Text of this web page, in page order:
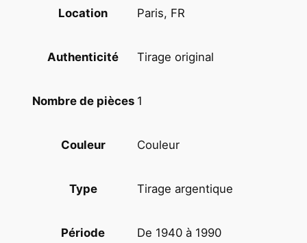
è
Location Paris, FR
Authenticité Tirage original
Nombre de pièces 1
Couleur Couleur
Type Tirage argentique
Période De 1940 à 1990